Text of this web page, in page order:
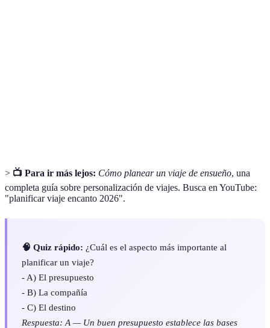
> 📺 Para ir más lejos: Cómo planear un viaje de ensueño, una
completa guía sobre personalización de viajes. Busca en YouTube:
"planificar viaje encanto 2026".
🧠 Quiz rápido: ¿Cuál es el aspecto más importante al
planificar un viaje?
- A) El presupuesto
- B) La compañía
- C) El destino
Respuesta: A — Un buen presupuesto establece las bases